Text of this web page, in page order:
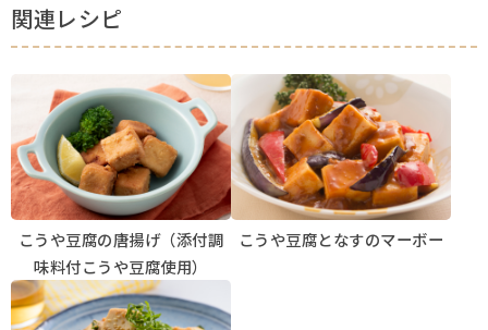
関連レシピ
こうや豆腐の唐揚げ（添付調
味料付こうや豆腐使用）
こうや豆腐となすのマーボー